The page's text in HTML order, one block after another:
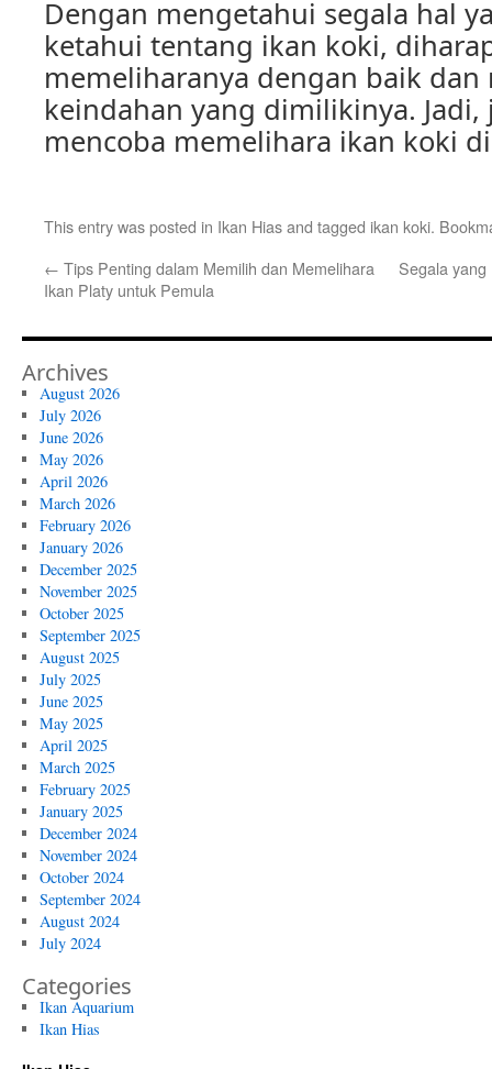
Dengan mengetahui segala hal
ketahui tentang ikan koki,
memeliharanya dengan baik
keindahan yang dimilikinya.
mencoba memelihara ikan koki
This entry was posted in Ikan Hiasand tagged ikan koki.
← Tips Penting dalam Memilih dan Memelihara
Ikan Platy untuk Pemula
Segala
Archives
August 2026
July 2026
June 2026
May 2026
April 2026
March 2026
February 2026
January 2026
December 2025
November 2025
October 2025
September 2025
August 2025
July 2025
June 2025
May 2025
April 2025
March 2025
February 2025
January 2025
December 2024
November 2024
October 2024
September 2024
August 2024
July 2024
Categories
Ikan Aquarium
Ikan Hias